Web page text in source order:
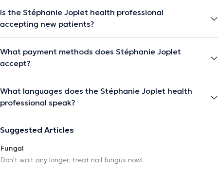
Is the Stéphanie Joplet health professional
accepting new patients?
What payment methods does Stéphanie Joplet
accept?
What languages does the Stéphanie Joplet health
professional speak?
Suggested Articles
Fungal
Don't wait any longer, treat nail fungus now!